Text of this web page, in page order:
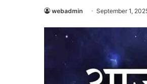
webadmin September 1,